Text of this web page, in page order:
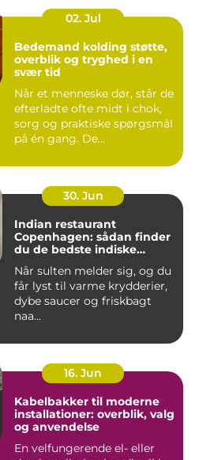
02. Jul
Bedemand kolding støtte,
overblik og tryghed i en
svær tid
Når et menneske dør, står de
efterladte ofte midt i chok,
sorg og praktiske spørgsmål
på én gang. De...
30. Jun
Indian restaurant
Copenhagen: sådan finder
du de bedste indiske
Når sulten melder sig, og du
får lyst til varme krydderier,
dybe saucer og friskbagt
naa...
16. Jun
Kabelbakker til moderne
installationer: overblik, valg
og anvendelse
En velfungerende el- eller